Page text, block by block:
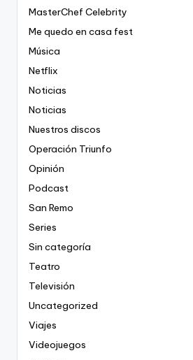
MasterChef Celebrity
Me quedo en casa fest
Música
Netflix
Noticias
Noticias
Nuestros discos
Operación Triunfo
Opinión
Podcast
San Remo
Series
Sin categoría
Teatro
Televisión
Uncategorized
Viajes
Videojuegos